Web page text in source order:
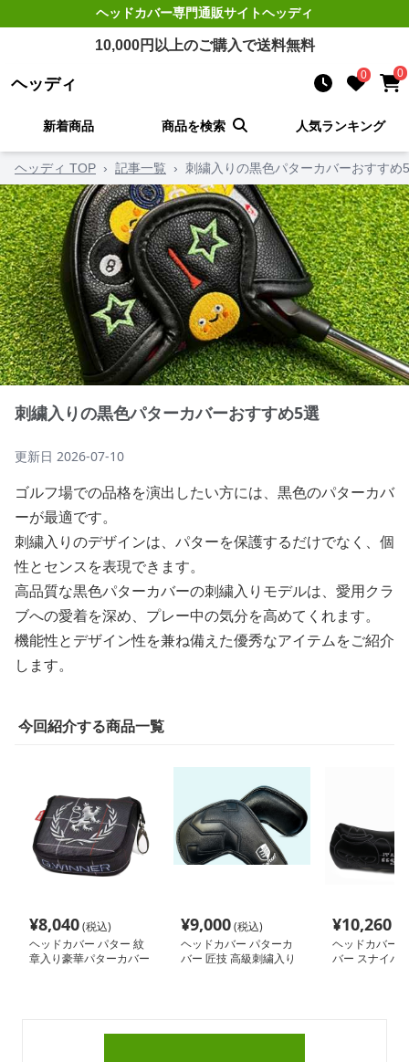
ヘッドカバー専門通販サイトヘッディ
10,000円以上のご購入で送料無料
ヘッディ 0 0
新着商品 商品を検索 人気ランキング
ヘッディ TOP › 記事一覧 › 刺繍入りの黒色パターカバーおすすめ
刺繍入りの黒色パターカバーおすすめ5選
更新日 2026-07-10
ゴルフ場での品格を演出したい方には、黒色のパターカバ
ーが最適です。
刺繍入りのデザインは、パターを保護するだけでなく、個
性とセンスを表現できます。
高品質な黒色パターカバーの刺繍入りモデルは、愛用クラ
ブへの愛着を深め、プレー中の気分を高めてくれます。
機能性とデザイン性を兼ね備えた優秀なアイテムをご紹介
します。
今回紹介する商品一覧
¥8,040(税込)
ヘッドカバー パター 紋
章入り豪華パターカバー
¥9,000(税込)
ヘッドカバー パターカ
バー 匠技 高級刺繍入り
¥10,260
ヘッドカバー
バー スナイパ